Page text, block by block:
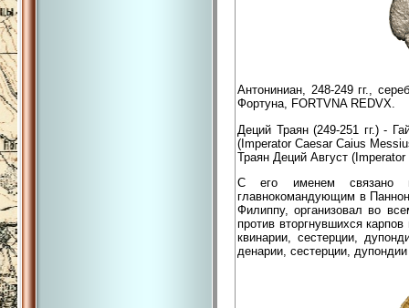
Антониниан, 248-249 гг.,
Фортуна, FORTVNA REDVX.
Деций Траян (249-251 гг.) -
(Imperator Caesar Caius
Траян Деций Август
С его именем связано
главнокомандующим в
Филиппу, организовал во
против вторгнувшихся
квинарии, сестерции,
денарии, сестерции,